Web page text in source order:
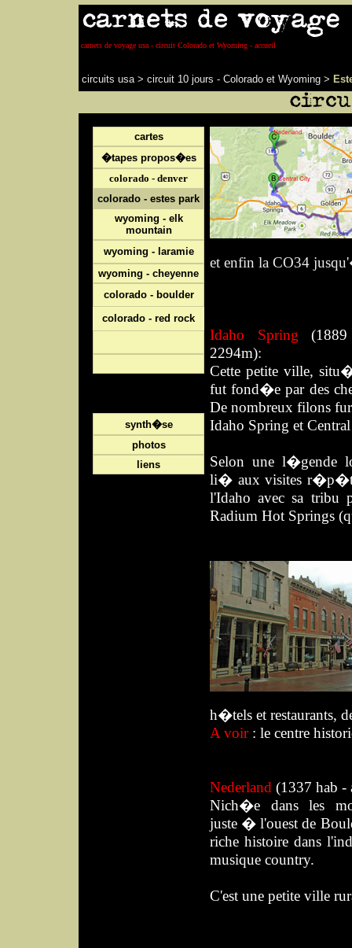
carnets de voyage usa - circuit Colorado et Wyoming - accueil
circuits usa> circuit 10 jours - Colorado et Wyoming >
cartes
�tapes propos�es
colorado - denver
colorado - estes park
wyoming - elk
mountain
wyoming - laramie
wyoming - cheyenne
colorado - boulder
colorado - red rock
synth�se
photos
liens
et enfin la CO34
Idaho Spring
2294m):
Cette petite ville,
fut fond�e par des
De nombreux filons
Idaho Spring et
Selon une l�gende
li� aux visites
l'Idaho avec sa tribu
Radium Hot Springs
h�tels et restaurants,
A voir: le centre
Nederland (1337 hab -
Nich�e
dans les
juste � l'ouest de
riche histoire dans
musique country.
C'est une petite ville